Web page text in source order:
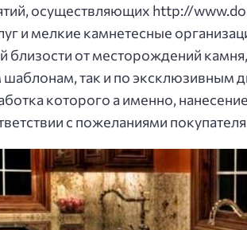
осуществляющих http://
и мелкие камнетесные
близости от месторождений
шаблонам, так и по эксклюзивным
которого а именно,
с пожеланиями